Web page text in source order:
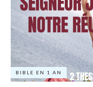
BIBLE EN 1 AN